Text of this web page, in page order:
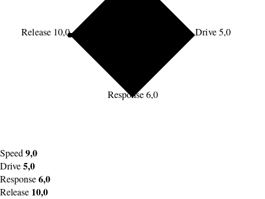
Drive 5,0
Response 6,0
Release 10,0
Speed 9,0
Drive5,0
Response6,0
Release 10,0